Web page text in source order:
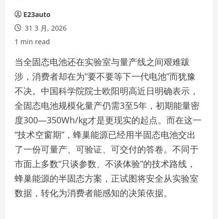
E23auto
31 3 月, 2026
1 min read
当全固态电池还在实验室与量产线之间艰难跋
涉，消费者却在为“要不要等下一代电池”而犹豫
不决。中国科学院院士欧阳明高近日明确表示，
全固态电池规模化量产仍需3至5年，初期能量密
度300—350Wh/kg才是更现实的起点。而在这一
“技术空窗期”，蜂巢能源已经用半固态电池交出
了一份可量产、可验证、可交付的答卷。不同于
市面上多数“只谈参数、不谈体验”的技术路线，
蜂巢能源的半固态方案，正试图将安全从实验室
数据，转化为消费者能感知的决策依据。